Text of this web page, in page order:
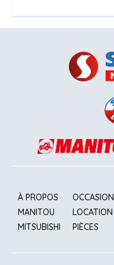
À PROPOS
MANITOU
MITSUBISHI
OCCASION
LOCATION
PIÈCES